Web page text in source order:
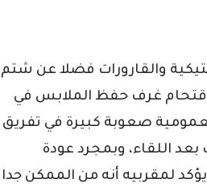
والقارورات فضلا عن شتم
غرف حفظ الملابس في
صعوبة كبيرة في تفريق
اللقاء، وبمجرد عودة
لمقربيه أنه من الممكن جدا